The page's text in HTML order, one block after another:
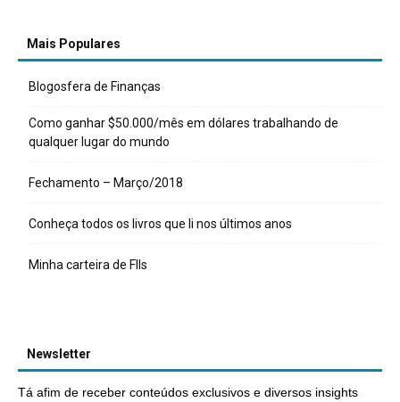
Mais Populares
Blogosfera de Finanças
Como ganhar $50.000/mês em dólares trabalhando de
qualquer lugar do mundo
Fechamento – Março/2018
Conheça todos os livros que li nos últimos anos
Minha carteira de FIIs
Newsletter
Tá afim de receber conteúdos exclusivos e diversos insights